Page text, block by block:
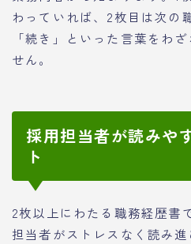
わっていれば、2枚目は次の
「続き」といった言葉をわ
せん。
採用担当者が読みや
ト
2枚以上にわたる職務経歴書
担当者がストレスなく読み